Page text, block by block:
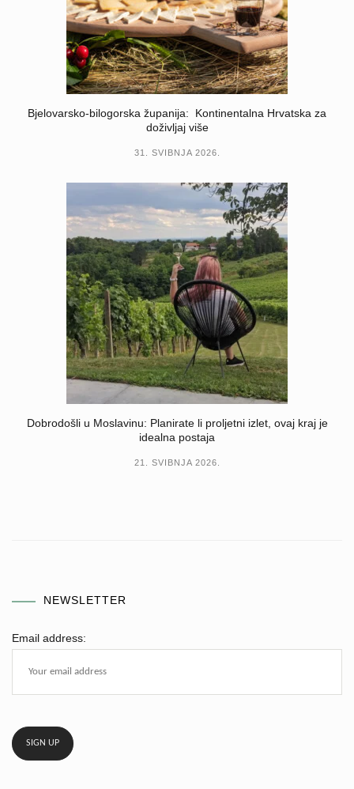
Bjelovarsko-bilogorska županija: Kontinentalna Hrvatska za
doživljaj više
31. SVIBNJA 2026.
Dobrodošli u Moslavinu: Planirate li proljetni izlet, ovaj kraj je
idealna postaja
21. SVIBNJA 2026.
NEWSLETTER
Email address: